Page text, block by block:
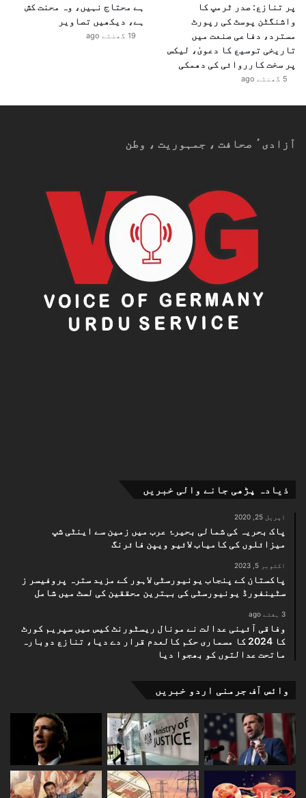
پر تنازع: صدر ٹرمپ کا
واشنگٹن پوسٹ کی رپورٹ
مسترد، دفاعی صنعت میں
تاریخی توسیع کا دعویٰ، لیکس
پر سخت کارروائی کی دھمکی
5 گھنٹے ago
ہے محتاج نہیں، وہ محنت کش
ہے، دیکھیں تصاویر
19 گھنٹے ago
آزادیٴ صحافت ، جمہوریت ، وطن
ذیادہ پڑھی جانے والی خبریں
اپریل 25, 2020
پاک بحریہ کی شمالی بحیرۂ عرب میں زمین سے اینٹی شپ
میزائلوں کی کامیاب لائیو ویپن فائرنگ
اکتوبر 5, 2023
پاکستان کے پنجاب یونیورسٹی لاہور کے مزید سترہ پروفیسر ز
سٹینفورڈ یونیورسٹی کی بہترین محققین کی لسٹ میں شامل
3 ہفتے ago
وفاقی آئینی عدالت نے مونال ریسٹورنٹ کیس میں سپریم کورٹ
کا 2024 کا مسماری حکم کالعدم قرار دے دیا، تنازع دوبارہ
ماتحت عدالتوں کو بھجوا دیا
وائس آف جرمنی اردو خبریں